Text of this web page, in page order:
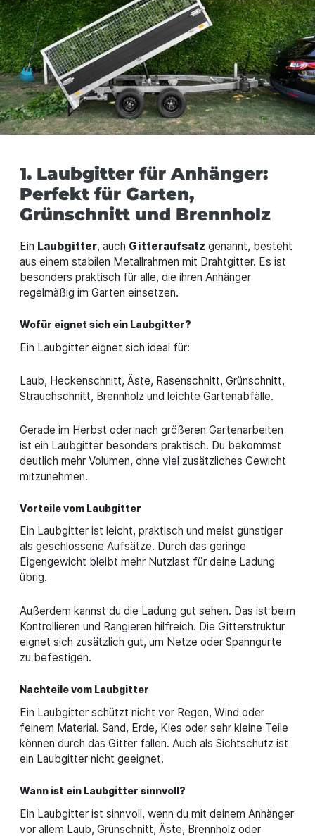
1. Laubgitter für Anhänger:
Perfekt für Garten,
Grünschnitt und Brennholz
Ein Laubgitter, auch Gitteraufsatz genannt, besteht
aus einem stabilen Metallrahmen mit Drahtgitter. Es ist
besonders praktisch für alle, die ihren Anhänger
regelmäßig im Garten einsetzen.
Wofür eignet sich ein Laubgitter?
Ein Laubgitter eignet sich ideal für:
Laub, Heckenschnitt, Äste, Rasenschnitt, Grünschnitt,
Strauchschnitt, Brennholz und leichte Gartenabfälle.
Gerade im Herbst oder nach größeren Gartenarbeiten
ist ein Laubgitter besonders praktisch. Du bekommst
deutlich mehr Volumen, ohne viel zusätzliches Gewicht
mitzunehmen.
Vorteile vom Laubgitter
Ein Laubgitter ist leicht, praktisch und meist günstiger
als geschlossene Aufsätze. Durch das geringe
Eigengewicht bleibt mehr Nutzlast für deine Ladung
übrig.
Außerdem kannst du die Ladung gut sehen. Das ist beim
Kontrollieren und Rangieren hilfreich. Die Gitterstruktur
eignet sich zusätzlich gut, um Netze oder Spanngurte
zu befestigen.
Nachteile vom Laubgitter
Ein Laubgitter schützt nicht vor Regen, Wind oder
feinem Material. Sand, Erde, Kies oder sehr kleine Teile
können durch das Gitter fallen. Auch als Sichtschutz ist
ein Laubgitter nicht geeignet.
Wann ist ein Laubgitter sinnvoll?
Ein Laubgitter ist sinnvoll, wenn du mit deinem Anhänger
vor allem Laub, Grünschnitt, Äste, Brennholz oder